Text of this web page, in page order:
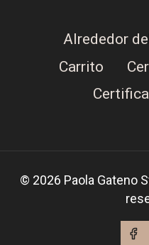
Alrededor
Carrito
© 2026 Paola Gateno